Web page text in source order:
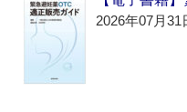
2026年07月31